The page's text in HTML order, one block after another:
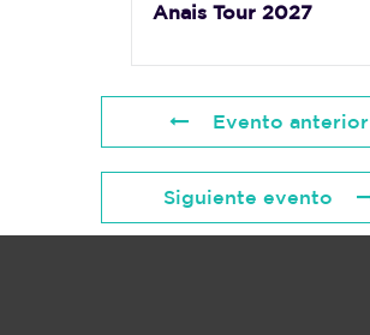
Anais Tour 2027
Evento anterior
Siguiente evento